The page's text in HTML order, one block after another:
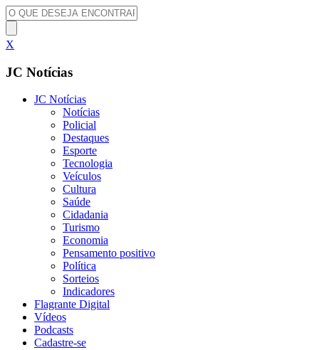
X
JC Notícias
JC Notícias
Notícias
Policial
Destaques
Esporte
Tecnologia
Veículos
Cultura
Saúde
Cidadania
Turismo
Economia
Pensamento positivo
Política
Sorteios
Indicadores
Flagrante Digital
Vídeos
Podcasts
Cadastre-se